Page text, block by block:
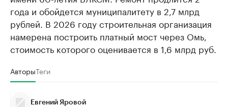
года и обойдется муниципалитету в 2,7 млрд
рублей. В 2026 году строительная организация
намерена построить платный мост через Омь,
стоимость которого оценивается в 1,6 млрд руб.
АвторыТеги
Евгений Яровой